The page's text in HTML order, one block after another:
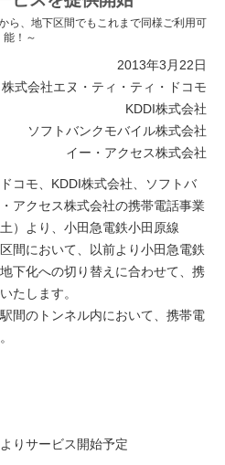
ら、地下区間でもこれまで同様ご利用可
能！～
2013年3月22日
株式会社エヌ・ティ・ティ・ドコモ
KDDI株式会社
ソフトバンクモバイル株式会社
イー・アクセス株式会社
コモ、KDDI株式会社、ソフトバ
アクセス株式会社の携帯電話事業
）より、小田急電鉄小田原線
間において、以前より小田急電鉄
下化への切り替えに合わせて、携
たします。
間のトンネル内において、携帯電
りサービス開始予定